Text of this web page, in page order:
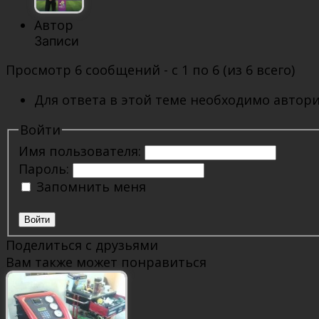
Автор
Записи
Просмотр 6 сообщений - с 1 по 6 (из 6 всего)
Для ответа в этой теме необходимо
Войти
Имя пользователя:
Пароль:
Запомнить меня
Войти
Поделиться с друзьями
Вам также может понравиться